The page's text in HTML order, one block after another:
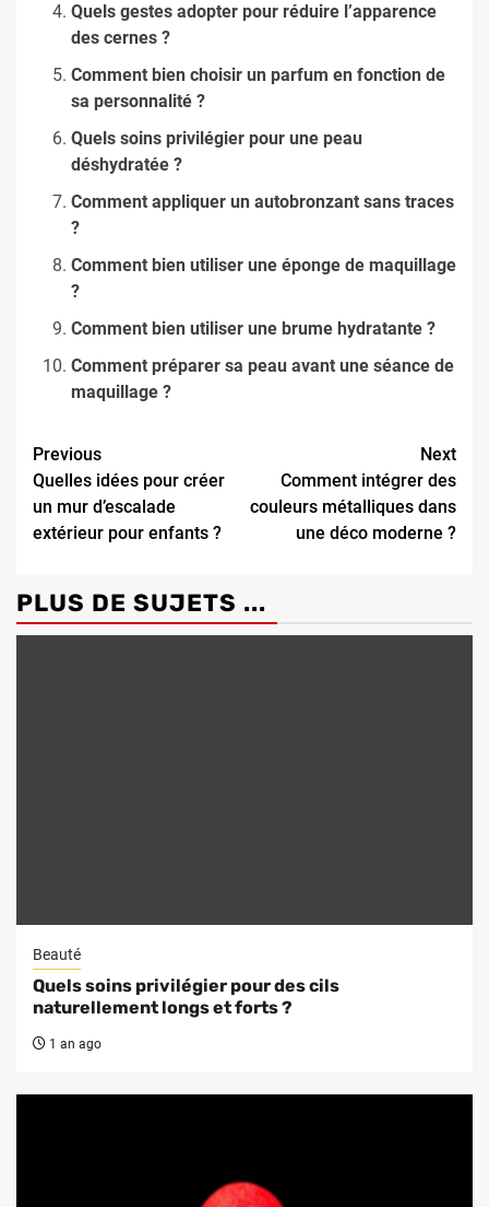
Quels gestes adopter pour réduire l’apparence
des cernes ?
Comment bien choisir un parfum en fonction de
sa personnalité ?
Quels soins privilégier pour une peau
déshydratée ?
Comment appliquer un autobronzant sans traces
?
Comment bien utiliser une éponge de maquillage
?
Comment bien utiliser une brume hydratante ?
Comment préparer sa peau avant une séance de
maquillage ?
Continue
Reading
Previous
Quelles idées pour créer
un mur d’escalade
extérieur pour enfants ?
Next
Comment intégrer des
couleurs métalliques dans
une déco moderne ?
PLUS DE SUJETS ...
Beauté
Quels soins privilégier pour des cils
naturellement longs et forts ?
1 an ago